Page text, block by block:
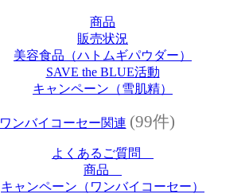
商品
販売状況
美容食品（ハトムギパウダー）
SAVE the BLUE活動
キャンペーン（雪肌精）
ワンバイコーセー関連 (99件)
よくあるご質問
商品
キャンペーン（ワンバイコーセー）